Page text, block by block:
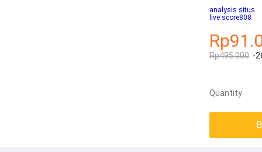
analysis situs
live score808
Rp495.000 -
Quantity